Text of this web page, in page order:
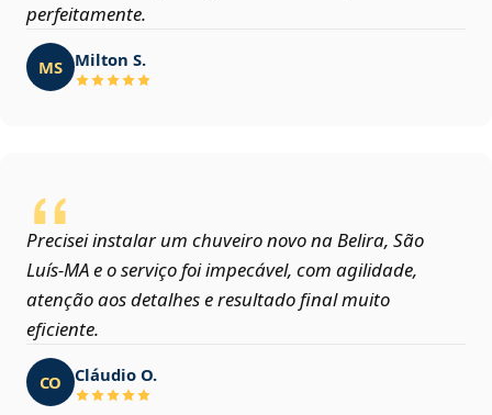
perfeitamente.
MS Milton S.
Precisei instalar um chuveiro novo na Belira, São
Luís‑MA e o serviço foi impecável, com agilidade,
atenção aos detalhes e resultado final muito
eficiente.
CO Cláudio O.